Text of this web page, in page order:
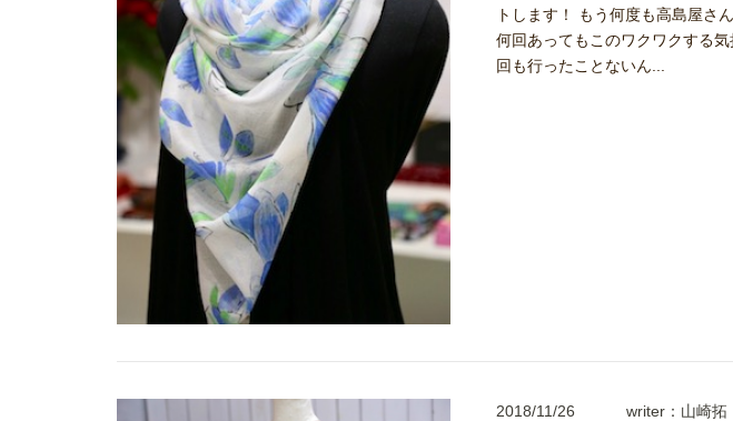
トします！ もう何度も高島屋さ
何回あってもこのワクワクする
回も行ったことないん...
2018/11/26 writer：山崎拓